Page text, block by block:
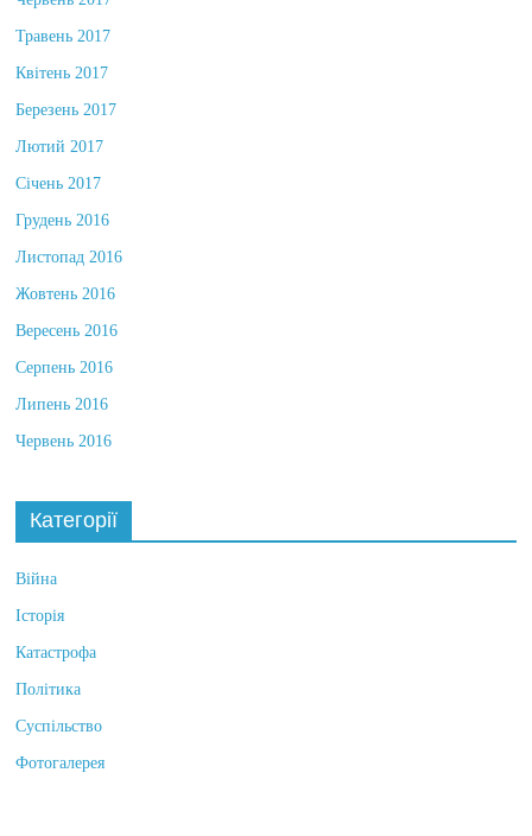
Червень 2017
Травень 2017
Квітень 2017
Березень 2017
Лютий 2017
Січень 2017
Грудень 2016
Листопад 2016
Жовтень 2016
Вересень 2016
Серпень 2016
Липень 2016
Червень 2016
Категорії
Війна
Історія
Катастрофа
Політика
Суспільство
Фотогалерея